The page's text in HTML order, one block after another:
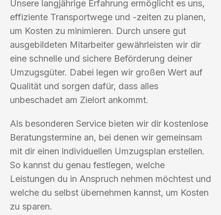
Unsere langjährige Erfahrung ermöglicht es uns,
effiziente Transportwege und -zeiten zu planen,
um Kosten zu minimieren. Durch unsere gut
ausgebildeten Mitarbeiter gewährleisten wir dir
eine schnelle und sichere Beförderung deiner
Umzugsgüter. Dabei legen wir großen Wert auf
Qualität und sorgen dafür, dass alles
unbeschadet am Zielort ankommt.
Als besonderen Service bieten wir dir kostenlose
Beratungstermine an, bei denen wir gemeinsam
mit dir einen individuellen Umzugsplan erstellen.
So kannst du genau festlegen, welche
Leistungen du in Anspruch nehmen möchtest und
welche du selbst übernehmen kannst, um Kosten
zu sparen.